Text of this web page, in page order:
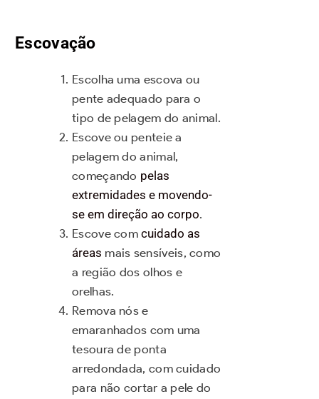
Escovação
Escolha uma escova ou
pente adequado para o
tipo de pelagem do animal.
Escove ou penteie a
pelagem do animal,
começando pelas
extremidades e movendo-
se em direção ao corpo.
Escove comcuidado as
áreas mais sensíveis, como
a região dos olhos e
orelhas.
Remova nós e
emaranhados com uma
tesoura de ponta
arredondada, com cuidado
para não cortar a pele do